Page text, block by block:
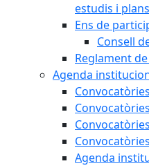
estudis i
Ens de
Consell
Reglament
Agenda
Agenda